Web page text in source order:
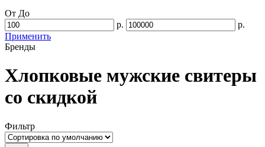
От До
р.
р.
Применить
Бренды
Хлопковые мужские свитеры
со скидкой
Фильтр